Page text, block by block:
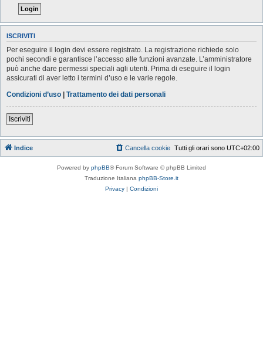
ISCRIVITI
Per eseguire il login devi essere registrato. La registrazione richiede solo
pochi secondi e garantisce l’accesso alle funzioni avanzate. L’amministratore
può anche dare permessi speciali agli utenti. Prima di eseguire il login
assicurati di aver letto i termini d’uso e le varie regole.
Condizioni d’uso | Trattamento dei dati personali
Iscriviti
Indice Tutti gli orari sono UTC+02:00
Cancella cookie
Powered by phpBB® Forum Software © phpBB Limited
Traduzione Italiana phpBB-Store.it
Privacy | Condizioni